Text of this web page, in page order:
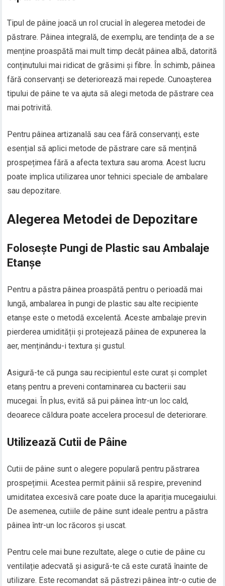
Tipul de pâine joacă un rol crucial în alegerea metodei de
păstrare. Pâinea integrală, de exemplu, are tendința de a se
menține proaspătă mai mult timp decât pâinea albă, datorită
conținutului mai ridicat de grăsimi și fibre. În schimb, pâinea
fără conservanți se deteriorează mai repede. Cunoașterea
tipului de pâine te va ajuta să alegi metoda de păstrare cea
mai potrivită.
Pentru pâinea artizanală sau cea fără conservanți, este
esențial să aplici metode de păstrare care să mențină
prospețimea fără a afecta textura sau aroma. Acest lucru
poate implica utilizarea unor tehnici speciale de ambalare
sau depozitare.
Alegerea Metodei de Depozitare
Folosește Pungi de Plastic sau Ambalaje
Etanșe
Pentru a păstra pâinea proaspătă pentru o perioadă mai
lungă, ambalarea în pungi de plastic sau alte recipiente
etanșe este o metodă excelentă. Aceste ambalaje previn
pierderea umidității și protejează pâinea de expunerea la
aer, menținându-i textura și gustul.
Asigură-te că punga sau recipientul este curat și complet
etanș pentru a preveni contaminarea cu bacterii sau
mucegai. În plus, evită să pui pâinea într-un loc cald,
deoarece căldura poate accelera procesul de deteriorare.
Utilizează Cutii de Pâine
Cutii de pâine sunt o alegere populară pentru păstrarea
prospețimii. Acestea permit pâinii să respire, prevenind
umiditatea excesivă care poate duce la apariția mucegaiului.
De asemenea, cutiile de pâine sunt ideale pentru a păstra
pâinea într-un loc răcoros și uscat.
Pentru cele mai bune rezultate, alege o cutie de pâine cu
ventilație adecvată și asigură-te că este curată înainte de
utilizare. Este recomandat să păstrezi pâinea într-o cutie de